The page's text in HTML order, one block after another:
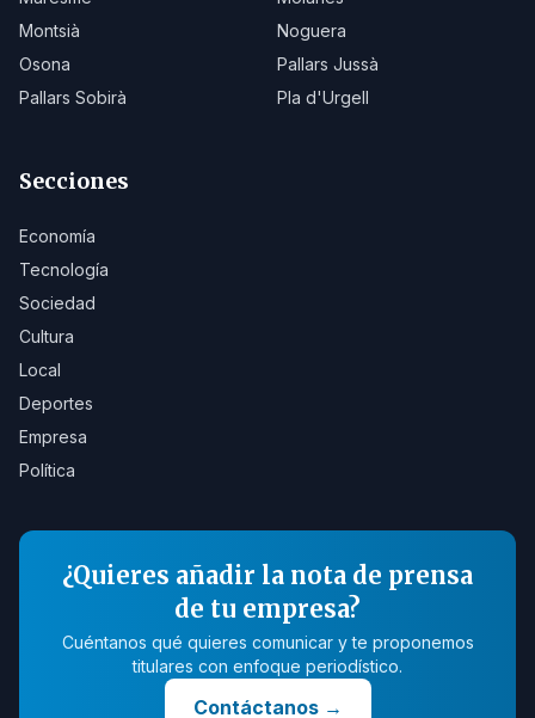
Montsià
Noguera
Osona
Pallars Jussà
Pallars Sobirà
Pla d'Urgell
Secciones
Economía
Tecnología
Sociedad
Cultura
Local
Deportes
Empresa
Política
¿Quieres añadir la nota de prensa
de tu empresa?
Cuéntanos qué quieres comunicar y te proponemos
titulares con enfoque periodístico.
Contáctanos→